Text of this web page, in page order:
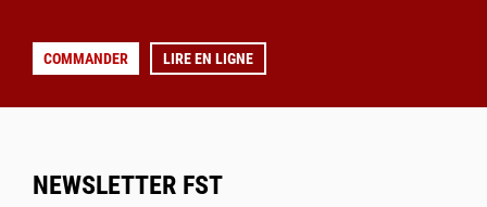
COMMANDER LIRE EN LIGNE
NEWSLETTER FST